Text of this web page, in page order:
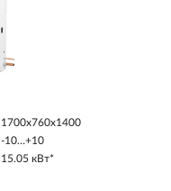
1700х760х1400
-10…+10
15.05 кВт*